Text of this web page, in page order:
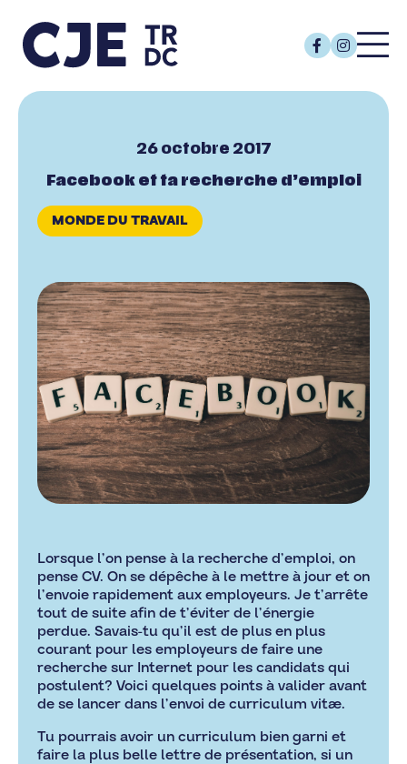
26 octobre 2017
Facebook et ta recherche d’emploi
MONDE DU TRAVAIL
Lorsque l’on pense à la recherche d’emploi, on
pense CV. On se dépêche à le mettre à jour et on
l’envoie rapidement aux employeurs. Je t’arrête
tout de suite afin de t’éviter de l’énergie
perdue. Savais-tu qu’il est de plus en plus
courant pour les employeurs de faire une
recherche sur Internet pour les candidats qui
postulent? Voici quelques points à valider avant
de se lancer dans l’envoi de curriculum vitæ.
Tu pourrais avoir un curriculum bien garni et
faire la plus belle lettre de présentation, si un